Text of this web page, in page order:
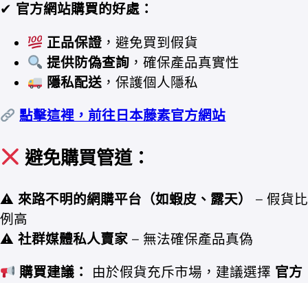
✔ 官方網站購買的好處：
正品保證 ，避免買到假貨
提供防偽查詢 ，確保產品真實性
隱私配送 ，保護個人隱私
點擊這裡，前往日本藤素官方網站
避免購買管道：
⚠ 來路不明的網購平台（如蝦皮、露天）
– 假貨比
例高
⚠ 社群媒體私人賣家 – 無法確保產品真偽
購買建議： 由於假貨充斥市場，建議選擇 官方